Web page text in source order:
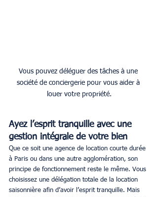
Vous pouvez déléguer des tâches à une
société de conciergerie pour vous aider à
louer votre propriété.
Ayez l’esprit tranquille avec une
gestion intégrale de votre bien
Que ce soit une agence de location courte durée
à Paris ou dans une autre agglomération, son
principe de fonctionnement reste le même. Vous
choisissez une délégation totale de la location
saisonnière afin d’avoir l’esprit tranquille. Mais